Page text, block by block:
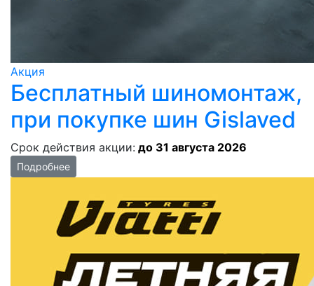
Акция
Бесплатный шиномонтаж,
при покупке шин Gislaved
Срок действия акции: до 31 августа 2026
Подробнее